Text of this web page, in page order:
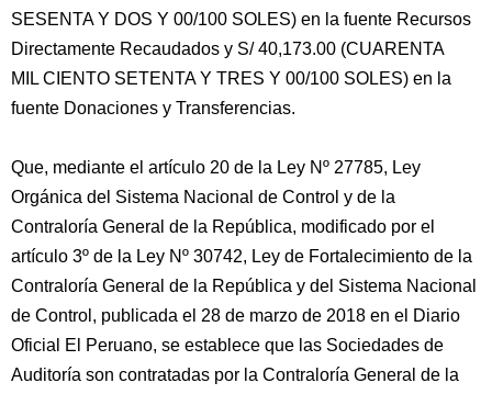
SESENTA Y DOS Y 00/100 SOLES) en la fuente Recursos
Directamente Recaudados y S/ 40,173.00 (CUARENTA
MIL CIENTO SETENTA Y TRES Y 00/100 SOLES) en la
fuente Donaciones y Transferencias.
Que, mediante el artículo 20 de la Ley Nº 27785, Ley
Orgánica del Sistema Nacional de Control y de la
Contraloría General de la República, modificado por el
artículo 3º de la Ley Nº 30742, Ley de Fortalecimiento de la
Contraloría General de la República y del Sistema Nacional
de Control, publicada el 28 de marzo de 2018 en el Diario
Oficial El Peruano, se establece que las Sociedades de
Auditoría son contratadas por la Contraloría General de la